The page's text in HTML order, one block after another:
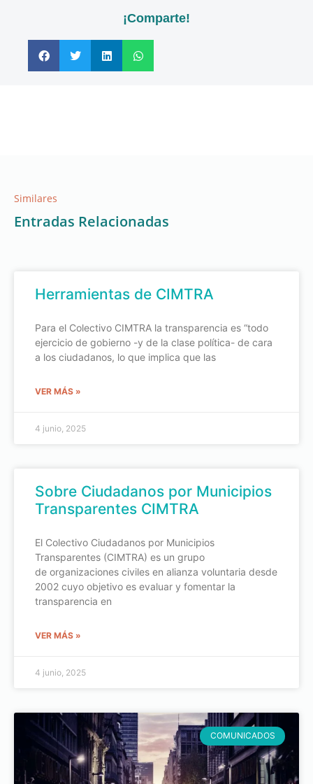
¡Comparte!
Similares
Entradas Relacionadas
Herramientas de CIMTRA
Para el Colectivo CIMTRA la transparencia es “todo
ejercicio de gobierno -y de la clase política- de cara
a los ciudadanos, lo que implica que las
VER MÁS »
4 junio, 2025
Sobre Ciudadanos por Municipios
Transparentes CIMTRA
El Colectivo Ciudadanos por Municipios
Transparentes (CIMTRA) es un grupo
de organizaciones civiles en alianza voluntaria desde
2002 cuyo objetivo es evaluar y fomentar la
transparencia en
VER MÁS »
4 junio, 2025
COMUNICADOS